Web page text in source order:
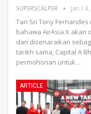
SUPERSCALPER Jan
Tan Sri Tony
bahawa AirAsia X akan
dan disenaraikan
tarikh sama, Capital A
permohonan untuk…
ARTICLE